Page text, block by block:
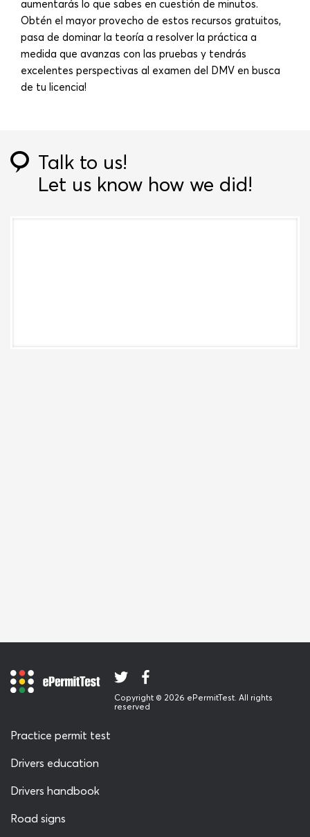
aumentarás lo que sabes en cuestión de minutos.
Obtén el mayor provecho de estos recursos gratuitos,
pasa de dominar la teoría a resolver la práctica a
medida que avanzas con las pruebas y tendrás
excelentes perspectivas al examen del DMV en busca
de tu licencia!
Talk to us!
Let us know how we did!
Copyright © 2026 ePermitTest. All rights
reserved
Practice permit test
Drivers education
Drivers handbook
Road signs